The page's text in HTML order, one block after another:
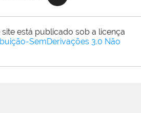
está publicado sob a licença
SemDerivações 3.0 Não